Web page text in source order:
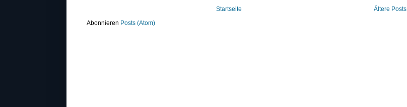
Ältere Posts
Startseite
Abonnieren Posts (Atom)